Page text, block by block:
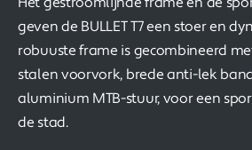
geven de BULLET T7 een stoer en
robuuste frame is gecombineerd
stalen voorvork, brede anti-lek
aluminium MTB-stuur, voor een
de stad.